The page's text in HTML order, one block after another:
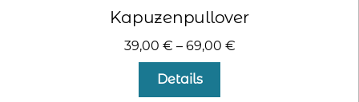
Kapuzenpullover
39,00 € – 69,00 €
Details